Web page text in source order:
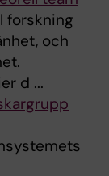
forskning
och
d ...